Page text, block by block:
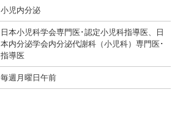
小児内分泌
日本小児科学会専門医･認定小児科指導医、日
本内分泌学会内分泌代謝科（小児科）専門医･
指導医
毎週月曜日午前